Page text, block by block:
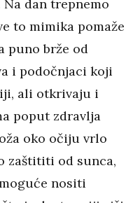
dan trepnemo
to mimika pomaže
puno brže od
i podočnjaci koji
ali otkrivaju i
poput zdravlja
oko očiju vrlo
zaštititi od sunca,
nositi